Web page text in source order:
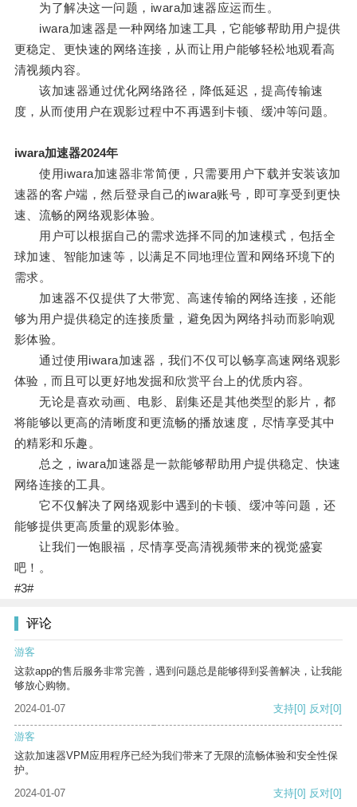
为了解决这一问题，iwara加速器应运而生。
iwara加速器是一种网络加速工具，它能够帮助用户提供
更稳定、更快速的网络连接，从而让用户能够轻松地观看高
清视频内容。
该加速器通过优化网络路径，降低延迟，提高传输速
度，从而使用户在观影过程中不再遇到卡顿、缓冲等问题。
iwara加速器2024年
使用iwara加速器非常简便，只需要用户下载并安装该加
速器的客户端，然后登录自己的iwara账号，即可享受到更快
速、流畅的网络观影体验。
用户可以根据自己的需求选择不同的加速模式，包括全
球加速、智能加速等，以满足不同地理位置和网络环境下的
需求。
加速器不仅提供了大带宽、高速传输的网络连接，还能
够为用户提供稳定的连接质量，避免因为网络抖动而影响观
影体验。
通过使用iwara加速器，我们不仅可以畅享高速网络观影
体验，而且可以更好地发掘和欣赏平台上的优质内容。
无论是喜欢动画、电影、剧集还是其他类型的影片，都
将能够以更高的清晰度和更流畅的播放速度，尽情享受其中
的精彩和乐趣。
总之，iwara加速器是一款能够帮助用户提供稳定、快速
网络连接的工具。
它不仅解决了网络观影中遇到的卡顿、缓冲等问题，还
能够提供更高质量的观影体验。
让我们一饱眼福，尽情享受高清视频带来的视觉盛宴
吧！。
#3#
评论
游客
这款app的售后服务非常完善，遇到问题总是能够得到妥善解决，让我能
够放心购物。
2024-01-07
支持[0] 反对[0]
游客
这款加速器VPM应用程序已经为我们带来了无限的流畅体验和安全性保
护。
2024-01-07
支持[0] 反对[0]